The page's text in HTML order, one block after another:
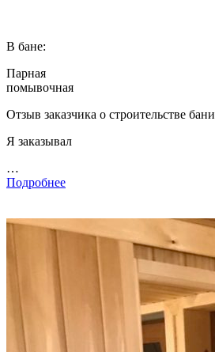
В бане:
Парная
помывочная
Отзыв заказчика о строительстве бани
Я заказывал
…
Подробнее